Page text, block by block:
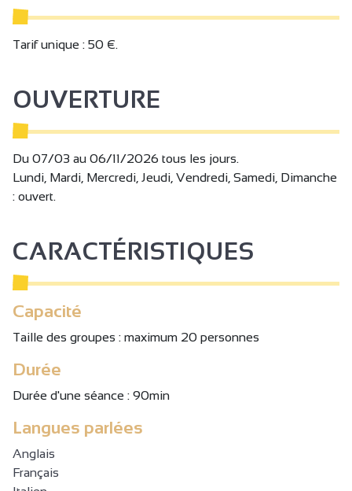
Tarif unique : 50 €.
OUVERTURE
Du 07/03 au 06/11/2026 tous les jours.
Lundi, Mardi, Mercredi, Jeudi, Vendredi, Samedi, Dimanche
: ouvert.
CARACTÉRISTIQUES
Capacité
Taille des groupes : maximum 20 personnes
Durée
Durée d'une séance : 90min
Langues parlées
Anglais
Français